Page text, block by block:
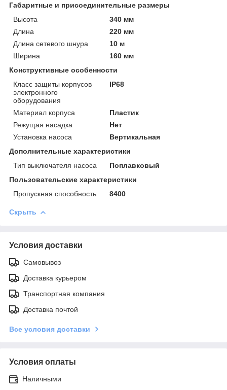
Габаритные и присоединительные размеры
Высота
340 мм
Длина
220 мм
Длина сетевого шнура
10 м
Ширина
160 мм
Конструктивные особенности
Класс защиты корпусов
электронного
оборудования
IP68
Материал корпуса
Пластик
Режущая насадка
Нет
Установка насоса
Вертикальная
Дополнительные характеристики
Тип выключателя насоса
Поплавковый
Пользовательские характеристики
Пропускная способность
8400
Скрыть
Условия доставки
Самовывоз
Доставка курьером
Транспортная компания
Доставка почтой
Все условия доставки
Условия оплаты
Наличными